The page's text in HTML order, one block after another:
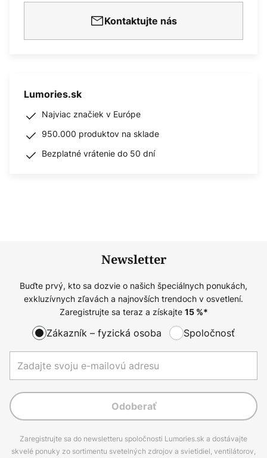
Kontaktujte nás
Lumories.sk
Najviac značiek v Európe
950.000 produktov na sklade
Bezplatné vrátenie do 50 dní
Newsletter
Buďte prvý, kto sa dozvie o našich špeciálnych ponukách,
exkluzívnych zľavách a najnovších trendoch v osvetlení.
Zaregistrujte sa teraz a získajte 15%*
Zákazník – fyzická osoba Spoločnosť
Odoberať
Zaregistrujte sa do newsletteru spoločnosti Lumories.sk a dostávajte
skvelé ponuky zo sortimentu svetelných zdrojov a svietidiel, ventilátorov,